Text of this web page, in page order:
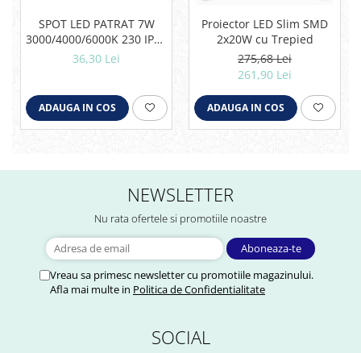
SPOT LED PATRAT 7W
3000/4000/6000K 230 IP20
NEGRU ROTABIL
36,30 Lei
ADAUGA IN COS
Proiector LED Slim SMD
2x20W cu Trepied
275,68 Lei
261,90 Lei
ADAUGA IN COS
NEWSLETTER
Nu rata ofertele si promotiile noastre
Vreau sa primesc newsletter cu promotiile magazinului.
Afla mai multe in Politica de Confidentialitate
SOCIAL